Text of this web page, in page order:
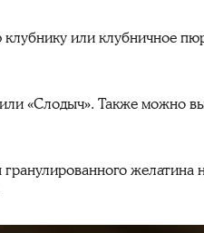
или клубничное
«Слодыч». Также можно
желатина